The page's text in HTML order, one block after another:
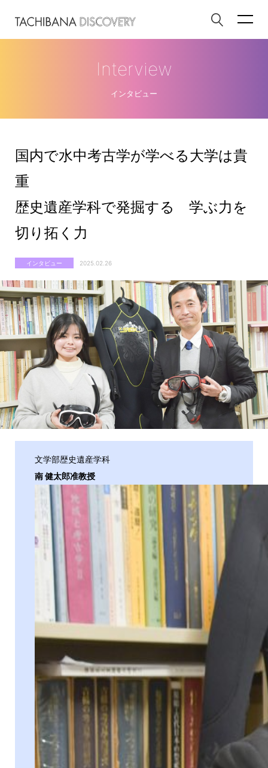
Interview
インタビュー
国内で水中考古学が学べる大学は貴
重
歴史遺産学科で発掘する 学ぶ力を
切り拓く力
インタビュー 2025.02.26
文学部歴史遺産学科
南 健太郎准教授